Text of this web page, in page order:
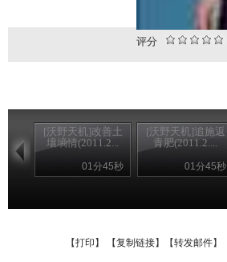
评分
[沃野天机]改善土
壤墒情(2011.2...
01分45秒
[沃野天机]追施返
青肥(2011.2....
01分45秒
【打印 】 【复制链接】【转发邮件】